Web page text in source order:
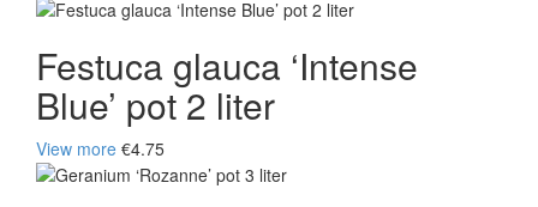
Festuca glauca ‘Intense
Blue’ pot 2 liter
View more €4.75